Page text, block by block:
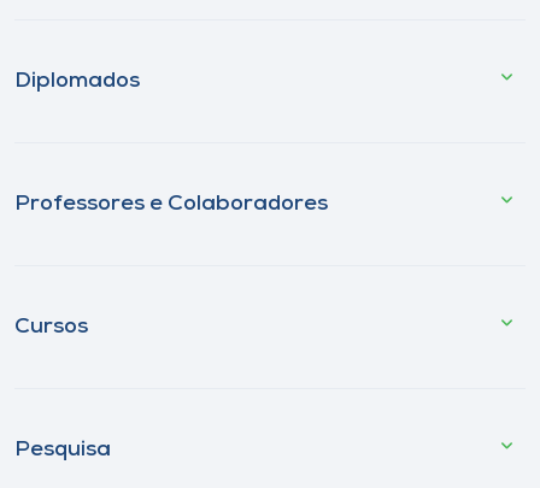
Diplomados
Professores e Colaboradores
Cursos
Pesquisa